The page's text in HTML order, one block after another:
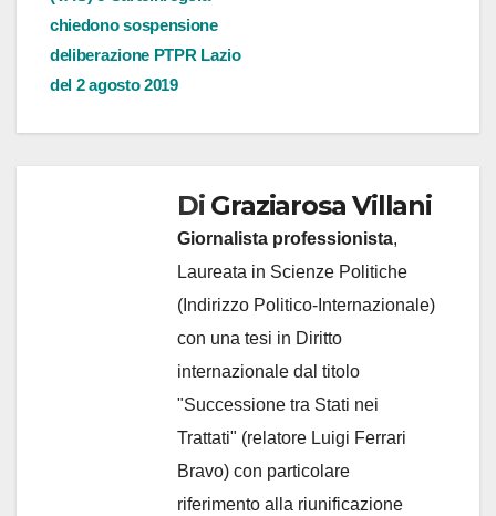
chiedono sospensione
deliberazione PTPR Lazio
del 2 agosto 2019
Di Graziarosa Villani
Giornalista professionista,
Laureata in Scienze Politiche
(Indirizzo Politico-Internazionale)
con una tesi in Diritto
internazionale dal titolo
"Successione tra Stati nei
Trattati" (relatore Luigi Ferrari
Bravo) con particolare
riferimento alla riunificazione